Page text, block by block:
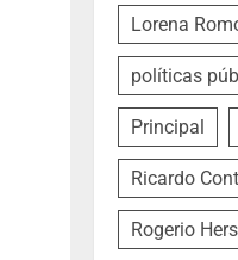
Lorena
políticas
Principal
Ricardo
Rogerio